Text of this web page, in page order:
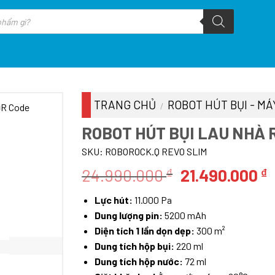
TRANG CHỦ / ROBOT HÚT BỤI -
ROBOT HÚT BỤI LAU NHÀ
SKU: ROBOROCK.Q REVO SLIM
24.990.000₫ Giá
là:
24.990.000 ₫.
21.490.000 ₫
Lực hút: 11.000 Pa
Dung lượng pin: 5200 mAh
Diện tích 1 lần dọn dẹp: 300 m²
Dung tích hộp bụi: 220 ml
Dung tích hộp nước: 72 ml